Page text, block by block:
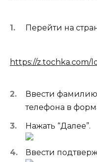
Перейти на
https://z.tochka.com/
Ввести
телефона в
Нажать “Далее”.
Ввести